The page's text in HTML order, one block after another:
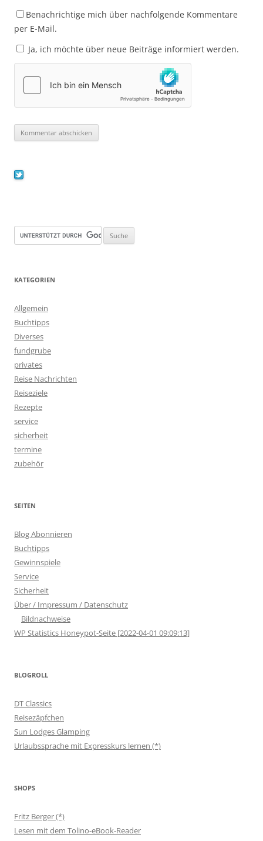
Benachrichtige mich über nachfolgende Kommentare
per E-Mail.
Ja, ich möchte über neue Beiträge informiert werden.
KATEGORIEN
Allgemein
Buchtipps
Diverses
fundgrube
privates
Reise Nachrichten
Reiseziele
Rezepte
service
sicherheit
termine
zubehör
SEITEN
Blog Abonnieren
Buchtipps
Gewinnspiele
Service
Sicherheit
Über / Impressum / Datenschutz
Bildnachweise
WP Statistics Honeypot-Seite [2022-04-01 09:09:13]
BLOGROLL
DT Classics
Reisezäpfchen
Sun Lodges Glamping
Urlaubssprache mit Expresskurs lernen (*)
SHOPS
Fritz Berger (*)
Lesen mit dem Tolino-eBook-Reader